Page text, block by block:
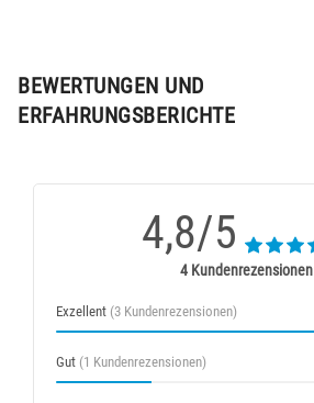
BEWERTUNGEN UND
ERFAHRUNGSBERICHTE
4,8/5
4 Kundenrezensionen
Exzellent (3 Kundenrezensionen)
Gut (1 Kundenrezensionen)